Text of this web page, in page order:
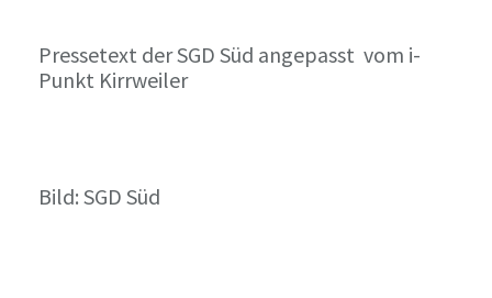
Pressetext der SGD Süd angepasst vom i-
Punkt Kirrweiler
Bild: SGD Süd